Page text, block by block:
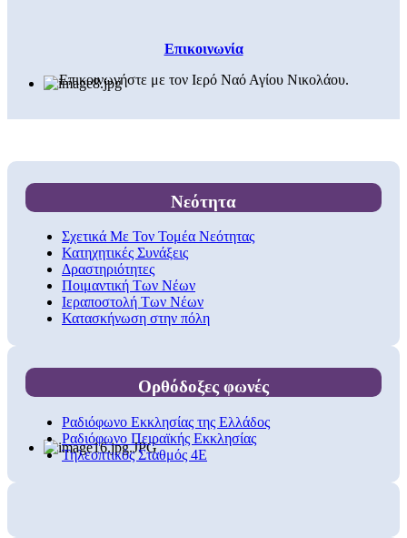
Επικοινωνία
Επικοινωνήστε με τον Ιερό Ναό Αγίου Νικολάου.
Νεότητα
Σχετικά Με Τον Τομέα Νεότητας
Κατηχητικές Συνάξεις
Δραστηριότητες
Ποιμαντική Των Νέων
Ιεραποστολή Των Νέων
Κατασκήνωση στην πόλη
Ορθόδοξες φωνές
Ραδιόφωνο Εκκλησίας της Ελλάδος
Ραδιόφωνο Πειραϊκής Εκκλησίας
Τηλεοπτικός Σταθμός 4Ε